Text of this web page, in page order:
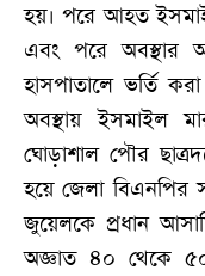
হয়। পরে আহত
এবং পরে অবস্থার
হাসপাতালে ভর্তি
অবস্থায় ইসমাইল
ঘোড়াশাল পৌর
হয়ে জেলা
জুয়েলকে প্রধান
অজ্ঞাত ৪০ থেকে